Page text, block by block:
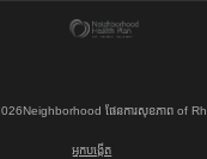
Neighborhood ផែនការសុខភាព of
អ្នកបង្កើត